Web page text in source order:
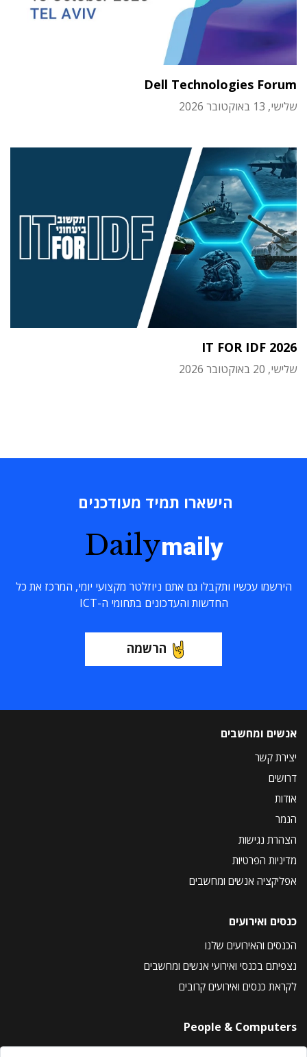
Dell Technologies Forum
שלישי, 13 באוקטובר 2026
IT FOR IDF 2026
שלישי, 20 באוקטובר 2026
הישארו תמיד מעודכנים
Dailymaily
הירשמו עכשיו ותקבלו גם אתם ניוזלטר מקצועי יומי, המרכז את כל
החדשות והעדכונים בתחומי ה-ICT
הרשמה
אנשים ומחשבים
יצירת קשר
דרושים
אודות
הנמר
הצהרת נגישות
מדיניות הפרטיות
אפליקציה אנשים ומחשבים
כנסים ואירועים
הכנסים והאירועים שלנו
נצפיתם בכנסי ואירועי אנשים ומחשבים
לקראת כנסים ואירועים קרובים
People & Computers
About Us